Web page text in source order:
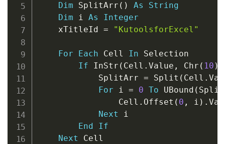
Dim SplitArr ( ) As
String
Dim i As
Integer
    xTitleId
= "KutoolsforExcel"
For Each Cell In Selection
If InStr ( Cell . Value , Chr ( 10 )
            SplitArr
= Split ( Cell .
For i = 0 To UBound (
                Cell
. Offset ( 0 , i ) .
Next i
End
If
Next